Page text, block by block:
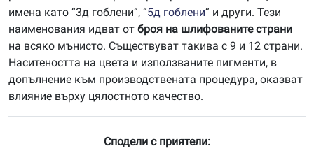
имена като “3д гоблени”, “5д гоблени” и други. Тези
наименования идват от броя на шлифованите страни
на всяко мънисто. Съществуват такива с 9 и 12 страни.
Наситеността на цвета и използваните пигменти, в
допълнение към производствената процедура, оказват
влияние върху цялостното качество.
Сподели с приятели: